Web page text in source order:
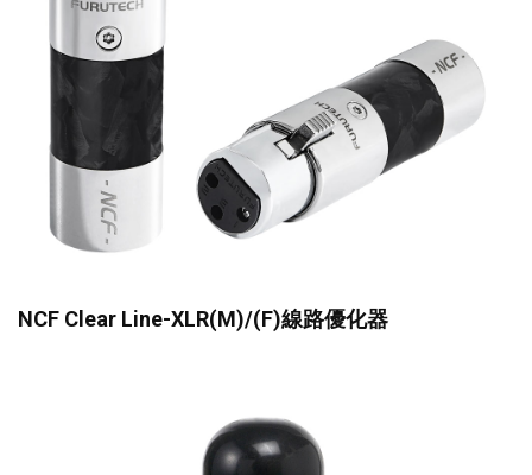
NCF Clear Line-XLR(M)/(F)線路優化器